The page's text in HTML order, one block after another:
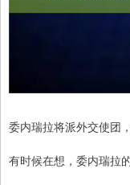
委内瑞拉将派外交使团
有时候在想，委内瑞拉